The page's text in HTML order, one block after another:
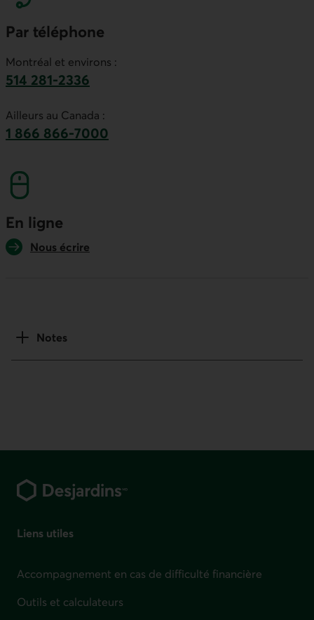
Par téléphone
Montréal et environs :
514 281-2336
Ailleurs au Canada :
1 866 866-7000
En ligne
Nous écrire
Notes
Liens utiles
Accompagnement en cas de difficulté financière
Outils et calculateurs